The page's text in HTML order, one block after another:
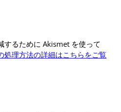
するために Akismet を使って
処理方法の詳細はこちらをご覧